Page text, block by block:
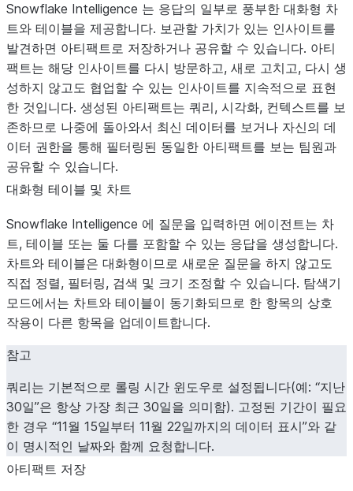
Snowflake Intelligence 는 응답의 일부로 풍부한 대화형 차
트와 테이블을 제공합니다. 보관할 가치가 있는 인사이트를
발견하면 아티팩트로 저장하거나 공유할 수 있습니다. 아티
팩트는 해당 인사이트를 다시 방문하고, 새로 고치고, 다시 생
성하지 않고도 협업할 수 있는 인사이트를 지속적으로 표현
한 것입니다. 생성된 아티팩트는 쿼리, 시각화, 컨텍스트를 보
존하므로 나중에 돌아와서 최신 데이터를 보거나 자신의 데
이터 권한을 통해 필터링된 동일한 아티팩트를 보는 팀원과
공유할 수 있습니다.
대화형 테이블 및 차트
Snowflake Intelligence 에 질문을 입력하면 에이전트는 차
트, 테이블 또는 둘 다를 포함할 수 있는 응답을 생성합니다.
차트와 테이블은 대화형이므로 새로운 질문을 하지 않고도
직접 정렬, 필터링, 검색 및 크기 조정할 수 있습니다. 탐색기
모드에서는 차트와 테이블이 동기화되므로 한 항목의 상호
작용이 다른 항목을 업데이트합니다.
참고
쿼리는 기본적으로 롤링 시간 윈도우로 설정됩니다(예: “지난
30일”은 항상 가장 최근 30일을 의미함). 고정된 기간이 필요
한 경우 “11월 15일부터 11월 22일까지의 데이터 표시”와 같
이 명시적인 날짜와 함께 요청합니다.
아티팩트 저장